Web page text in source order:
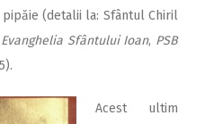
(detalii la: Sfântul Chiril
Sfântului Ioan, PSB
Acest ultim